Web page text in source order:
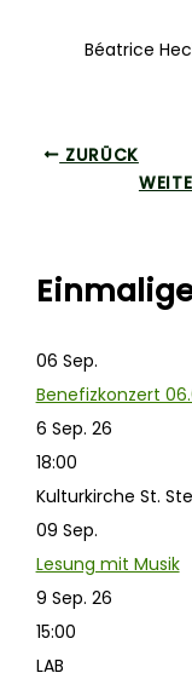
Béatrice
ZURÜCK
06 Sep.
Benefizkonzert
6 Sep. 26
18:00
Kulturkirche St.
09 Sep.
Lesung mit Musik
9 Sep. 26
15:00
LAB